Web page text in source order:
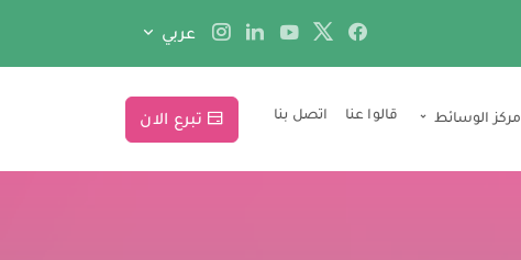
عربي
مركز الوسائط قالوا عنا اتصل بنا تبرع الان